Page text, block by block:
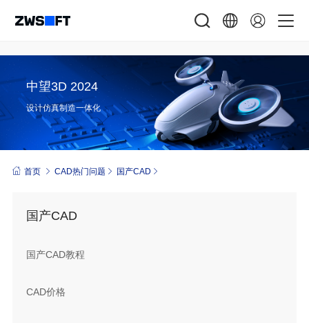
中望3D 2024
设计仿真制造一体化
首页 CAD热门问题 国产CAD
国产CAD
国产CAD教程
CAD价格